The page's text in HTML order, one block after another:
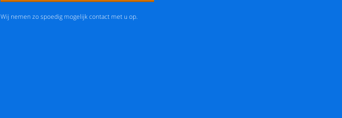
Wij nemen zo spoedig mogelijk contact met u op.